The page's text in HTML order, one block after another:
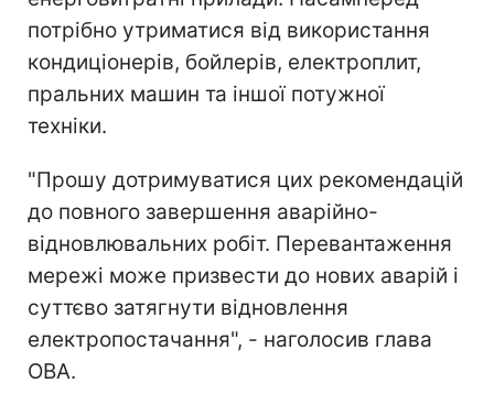
потрібно утриматися від використання
кондиціонерів, бойлерів, електроплит,
пральних машин та іншої потужної
техніки.
"Прошу дотримуватися цих рекомендацій
до повного завершення аварійно-
відновлювальних робіт. Перевантаження
мережі може призвести до нових аварій і
суттєво затягнути відновлення
електропостачання", - наголосив глава
ОВА.